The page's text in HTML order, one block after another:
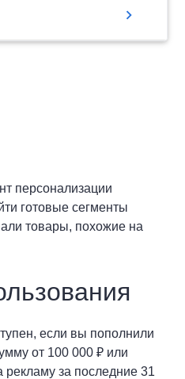
chevron_right
персонализации
готовые сегменты
товары, похожие на
если вы пополнили
от 100 000₽ или
рекламу за последние 31